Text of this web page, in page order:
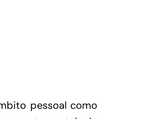
pessoal como